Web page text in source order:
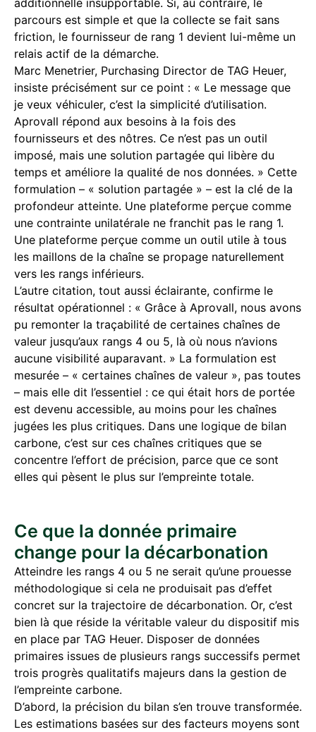
parcours est simple et que la collecte se fait sans
friction, le fournisseur de rang 1 devient lui-même un
relais actif de la démarche.
Marc Menetrier, Purchasing Director de TAG Heuer,
insiste précisément sur ce point : « Le message que
je veux véhiculer, c’est la simplicité d’utilisation.
Aprovall répond aux besoins à la fois des
fournisseurs et des nôtres. Ce n’est pas un outil
imposé, mais une solution partagée qui libère du
temps et améliore la qualité de nos données. » Cette
formulation – « solution partagée » – est la clé de la
profondeur atteinte. Une plateforme perçue comme
une contrainte unilatérale ne franchit pas le rang 1.
Une plateforme perçue comme un outil utile à tous
les maillons de la chaîne se propage naturellement
vers les rangs inférieurs.
L’autre citation, tout aussi éclairante, confirme le
résultat opérationnel : « Grâce à Aprovall, nous avons
pu remonter la traçabilité de certaines chaînes de
valeur jusqu’aux rangs 4 ou 5, là où nous n’avions
aucune visibilité auparavant. » La formulation est
mesurée – « certaines chaînes de valeur », pas toutes
– mais elle dit l’essentiel : ce qui était hors de portée
est devenu accessible, au moins pour les chaînes
jugées les plus critiques. Dans une logique de bilan
carbone, c’est sur ces chaînes critiques que se
concentre l’effort de précision, parce que ce sont
elles qui pèsent le plus sur l’empreinte totale.
Ce que la donnée primaire
change pour la décarbonation
Atteindre les rangs 4 ou 5 ne serait qu’une prouesse
méthodologique si cela ne produisait pas d’effet
concret sur la trajectoire de décarbonation. Or, c’est
bien là que réside la véritable valeur du dispositif mis
en place par TAG Heuer. Disposer de données
primaires issues de plusieurs rangs successifs permet
trois progrès qualitatifs majeurs dans la gestion de
l’empreinte carbone.
D’abord, la précision du bilan s’en trouve transformée.
Les estimations basées sur des facteurs moyens sont